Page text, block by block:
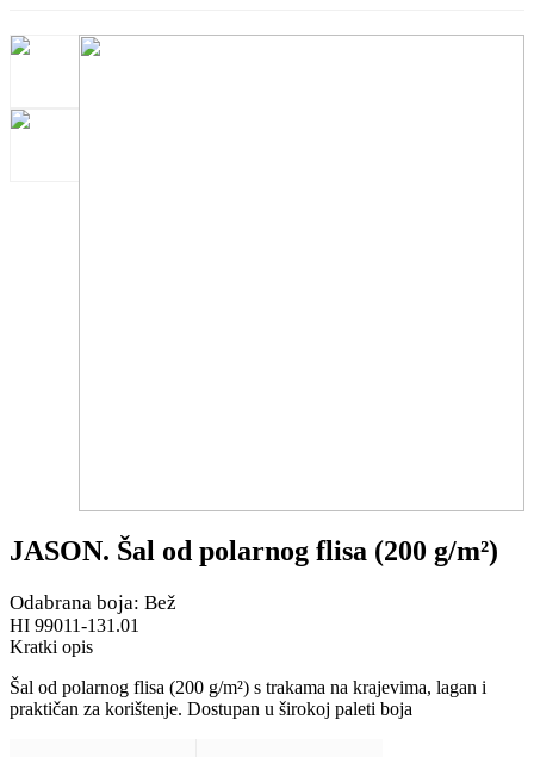
JASON. Šal od polarnog flisa (200 g/m²)
Odabrana boja: Bež
HI 99011-131.01
Kratki opis
Šal od polarnog flisa (200 g/m²) s trakama na krajevima, lagan i
praktičan za korištenje. Dostupan u širokoj paleti boja